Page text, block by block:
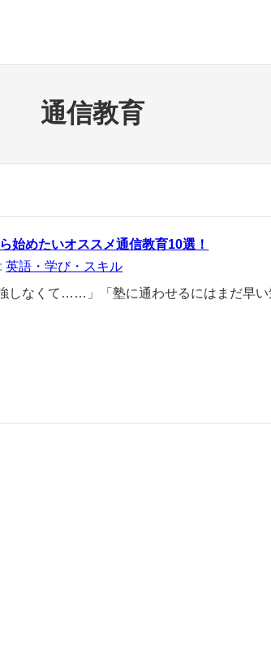
通信教育
始めたいオススメ通信教育10選！
:英語・学び・スキル
しなくて……」「塾に通わせるにはまだ早